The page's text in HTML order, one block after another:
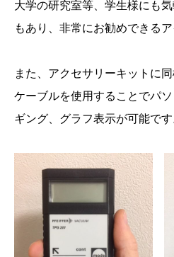
大学の研究室等、学生様にも
もあり、非常にお勧めできる
また、アクセサリーキットに
ケーブルを使用することでパ
ギング、グラフ表示が可能です